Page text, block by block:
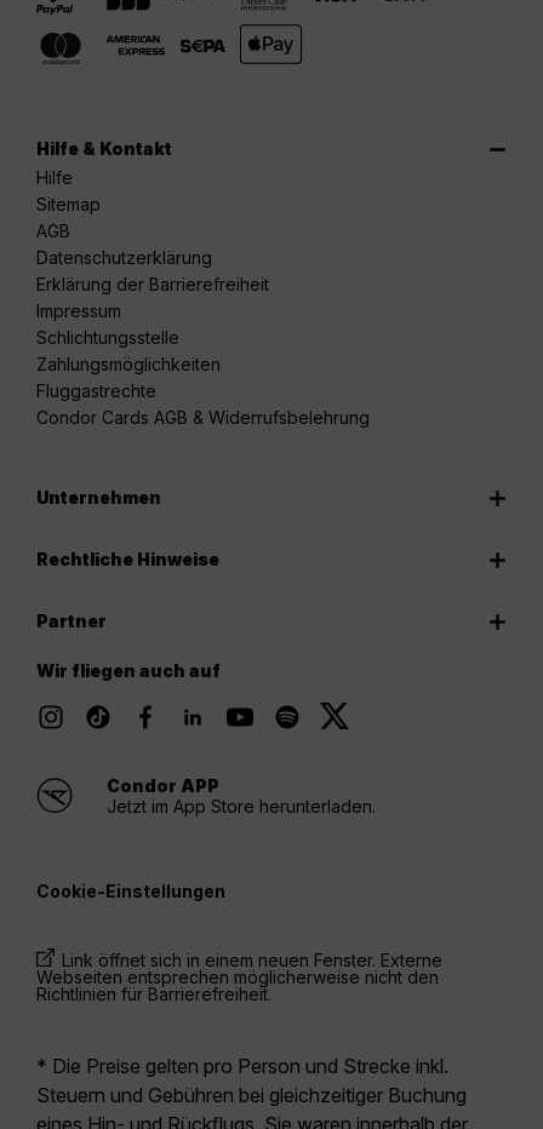
Hilfe & Kontakt
Hilfe
Sitemap
AGB
Datenschutzerklärung
Erklärung der Barrierefreiheit
Impressum
Schlichtungsstelle
Zahlungsmöglichkeiten
Fluggastrechte
Condor Cards AGB & Widerrufsbelehrung
Unternehmen
Rechtliche Hinweise
Partner
Wir fliegen auch auf
Condor APP
Jetzt im App Store herunterladen.
Cookie-Einstellungen
Link öffnet sich in einem neuen Fenster. Externe
Webseiten entsprechen möglicherweise nicht den
Richtlinien für Barrierefreiheit.
* Die Preise gelten pro Person und Strecke inkl.
Steuern und Gebühren bei gleichzeitiger Buchung